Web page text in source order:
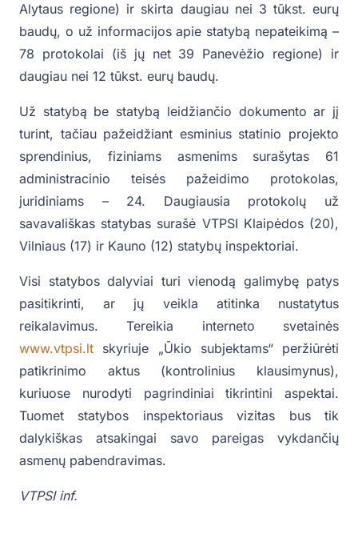
Alytaus regione) ir skirta daugiau nei 3 tūkst. eurų
baudų, o už informacijos apie statybą nepateikimą –
78 protokolai (iš jų net 39 Panevėžio regione) ir
daugiau nei 12 tūkst. eurų baudų.
Už statybą be statybą leidžiančio dokumento ar jį
turint, tačiau pažeidžiant esminius statinio projekto
sprendinius, fiziniams asmenims surašytas 61
administracinio teisės pažeidimo protokolas,
juridiniams – 24. Daugiausia protokolų už
savavališkas statybas surašė VTPSI Klaipėdos (20),
Vilniaus (17) ir Kauno (12) statybų inspektoriai.
Visi statybos dalyviai turi vienodą galimybę patys
pasitikrinti, ar jų veikla atitinka nustatytus
reikalavimus. Tereikia interneto svetainės
www.vtpsi.lt skyriuje „Ūkio subjektams“ peržiūrėti
patikrinimo aktus (kontrolinius klausimynus),
kuriuose nurodyti pagrindiniai tikrintini aspektai.
Tuomet statybos inspektoriaus vizitas bus tik
dalykiškas atsakingai savo pareigas vykdančių
asmenų pabendravimas.
VTPSI inf.